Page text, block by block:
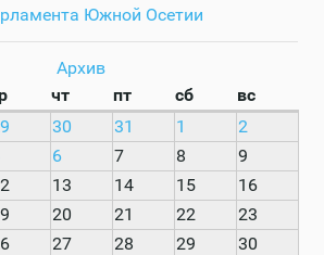
Южной Осетии
Архив
чт пт сб
вс
30 31 1
2
6 7 8
9
13 14 15
16
20 21 22
23
27 28 29
30